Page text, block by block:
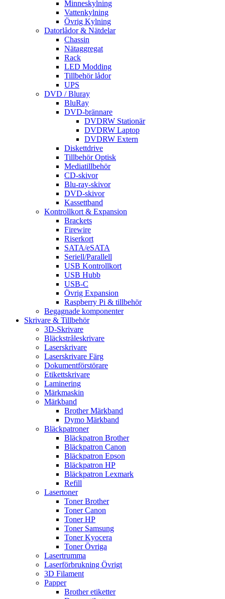
Minneskylning
Vattenkylning
Övrig Kylning
Datorlådor & Nätdelar
Chassin
Nätaggregat
Rack
LED Modding
Tillbehör lådor
UPS
DVD / Bluray
BluRay
DVD-brännare
DVDRW Stationär
DVDRW Laptop
DVDRW Extern
Diskettdrive
Tillbehör Optisk
Mediatillbehör
CD-skivor
Blu-ray-skivor
DVD-skivor
Kassettband
Kontrollkort & Expansion
Brackets
Firewire
Riserkort
SATA/eSATA
Seriell/Parallell
USB Kontrollkort
USB Hubb
USB-C
Övrig Expansion
Raspberry Pi & tillbehör
Begagnade komponenter
Skrivare & Tillbehör
3D-Skrivare
Bläckstråleskrivare
Laserskrivare
Laserskrivare Färg
Dokumentförstörare
Etikettskrivare
Laminering
Märkmaskin
Märkband
Brother Märkband
Dymo Märkband
Bläckpatroner
Bläckpatron Brother
Bläckpatron Canon
Bläckpatron Epson
Bläckpatron HP
Bläckpatron Lexmark
Refill
Lasertoner
Toner Brother
Toner Canon
Toner HP
Toner Samsung
Toner Kyocera
Toner Övriga
Lasertrumma
Laserförbrukning Övrigt
3D Filament
Papper
Brother etiketter